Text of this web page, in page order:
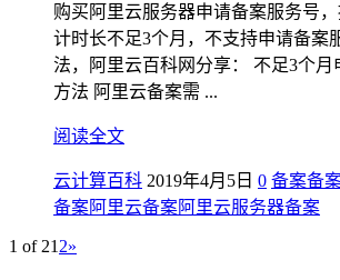
购买阿里云服务器申请备案服务号
计时长不足3个月，不支持申请备案
法，阿里云百科网分享： 不足3个月
方法 阿里云备案需 ...
阅读全文
云计算百科 2019年4月5日 0 备案备
备案阿里云备案阿里云服务器备案
1 of 21 2»